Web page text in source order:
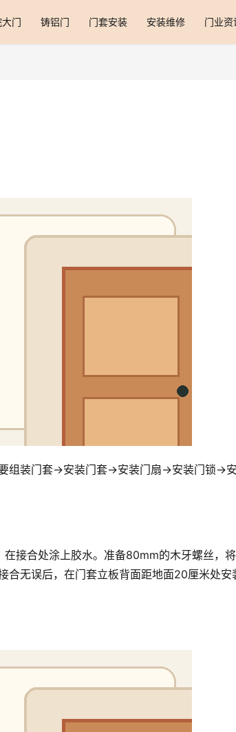
门 铸铝门 门套安装 安装维修 门业资
组装门套→安装门套→安装门扇→安装门锁→
接合处涂上胶水。准备80mm的木牙螺丝，
合无误后，在门套立板背面距地面20厘米处安